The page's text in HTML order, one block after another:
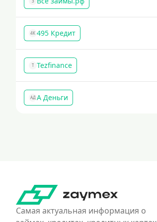
4К 495 Кредит
T Tezfinance
АД А Деньги
Самая актуальная информация о